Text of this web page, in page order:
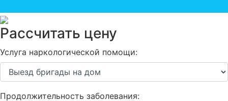
Рассчитать цену
Услуга наркологической помощи:
Продолжительность заболевания: